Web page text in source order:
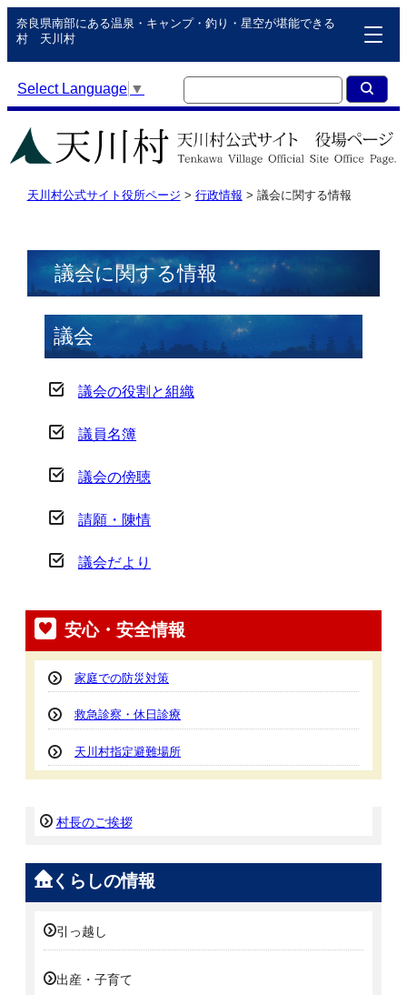
奈良県南部にある温泉・キャンプ・釣り・星空が堪能できる
村 天川村
Select Language ▼
天川村公式サイト役所ページ > 行政情報 > 議会に関する情報
議会に関する情報
議会
議会の役割と組織
議員名簿
議会の傍聴
請願・陳情
議会だより
安心・安全情報
家庭での防災対策
救急診察・休日診療
天川村指定避難場所
村長のご挨拶
くらしの情報
引っ越し
出産・子育て